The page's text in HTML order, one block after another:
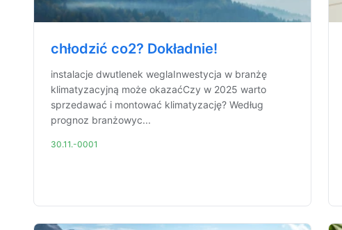
chłodzić co2? Dokładnie!
instalacje dwutlenek weglaInwestycja w branżę
klimatyzacyjną może okazaćCzy w 2025 warto
sprzedawać i montować klimatyzację? Według
prognoz branżowyc...
30.11.-0001